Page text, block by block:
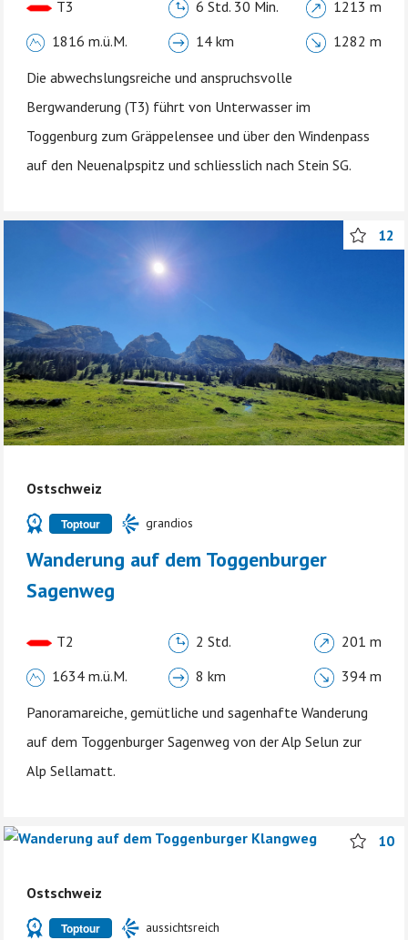
T3 6 Std. 30 Min.
1213 m
1816 m.ü.M.
14 km
1282 m
Die abwechslungsreiche und anspruchsvolle
Bergwanderung (T3) führt von Unterwasser im
Toggenburg zum Gräppelensee und über den Windenpass
auf den Neuenalpspitz und schliesslich nach Stein SG.
12
Ostschweiz
Toptour grandios
Wanderung auf dem Toggenburger
Sagenweg
T2 2 Std.
201 m
1634 m.ü.M.
8 km
394 m
Panoramareiche, gemütliche und sagenhafte Wanderung
auf dem Toggenburger Sagenweg von der Alp Selun zur
Alp Sellamatt.
10
Ostschweiz
Toptour aussichtsreich